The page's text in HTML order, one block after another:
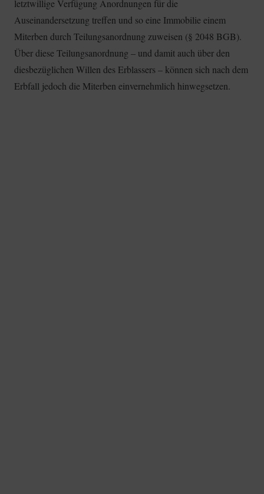
letztwillige Verfügung Anordnungen für die
Auseinandersetzung treffen und so eine Immobilie einem
Miterben durch Teilungsanordnung zuweisen (§ 2048 BGB).
Über diese Teilungsanordnung – und damit auch über den
diesbezüglichen Willen des Erblassers – können sich nach dem
Erbfall jedoch die Miterben einvernehmlich hinwegsetzen.